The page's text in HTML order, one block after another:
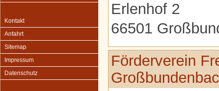
Kontakt
Anfahrt
Sitemap
Impressum
Datenschutz
Erlenhof 2
66501
Förderverein